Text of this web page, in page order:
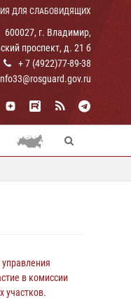
ДЛЯ СЛАБОВИДЯЩИХ
600027, г. Владимир,
проспект, д. 21 б
+ 7 (4922)77-89-38
в комиссии
участков.